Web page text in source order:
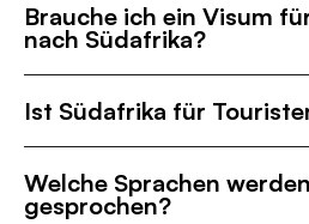
Brauche ich ein Visum
nach Südafrika?
Ist Südafrika für
Welche Sprachen
gesprochen?